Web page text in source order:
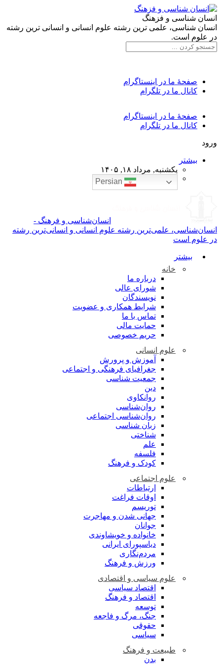
انسان شناسی و فزهنگ
انسان شناسی، علمی ترین رشته علوم انسانی و انسانی ترین رشته
در علوم است.
صفحۀ ما در اینستاگرام
کانال ما در تلگرام
صفحۀ ما در اینستاگرام
کانال ما در تلگرام
ورود
بیشتر
یکشنبه, مرداد ۱۸, ۱۴۰۵
انسان‌شناسی و فرهنگ -
انسان‌شناسی، علمی‌ترین رشته علوم انسانی و انسانی‌ترین رشته
در علوم است
بیشتر
خانه
درباره ما
شورای عالی
نویسندگان
شرایط همکاری و عضویت
تماس با ما
حمایت مالی
حریم خصوصی
علوم انسانی
آموزش و پرورش
جغرافیای فرهنگی و اجتماعی
جمعیت شناسی
دین
روانکاوی
روان‌شناسی
روان‌شناسی اجتماعی
زبان شناسی
شناختی
علم
فلسفه
کودک و فرهنگ
علوم اجتماعی
ارتباطات
اوقات فراغت
توریسم
جهانی شدن و مهاجرت
جوانان
خانواده و خویشاوندی
دیاسپورای ایرانی
مردم‌نگاری
ورزش و فرهنگ
علوم سیاسی و اقتصادی
اقتصاد سیاسی
اقتصاد و فرهنگ
توسعه
جنگ، مرگ و فاجعه
حقوقی
سیاسی
طبیعت و فرهنگ
بدن